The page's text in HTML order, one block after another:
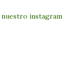
nuestro instagram